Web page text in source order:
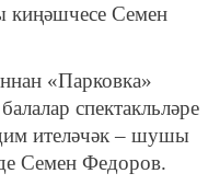
киңәшчесе Семен
«Парковка»
спектакльләре
ителәчәк – шушы
Семен Федоров.